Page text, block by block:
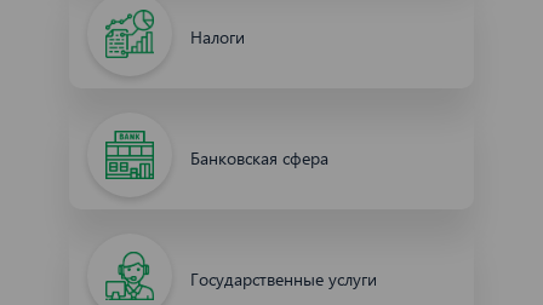
Налоги
Банковская сфера
Государственные услуги